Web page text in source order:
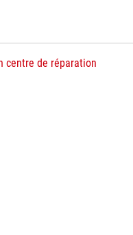
centre de réparation